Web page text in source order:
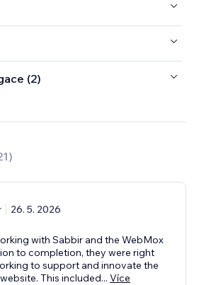
(2)
)
26. 5. 2026
with Sabbir and the WebMox
to completion, they were right
to support and innovate the
This included... Více